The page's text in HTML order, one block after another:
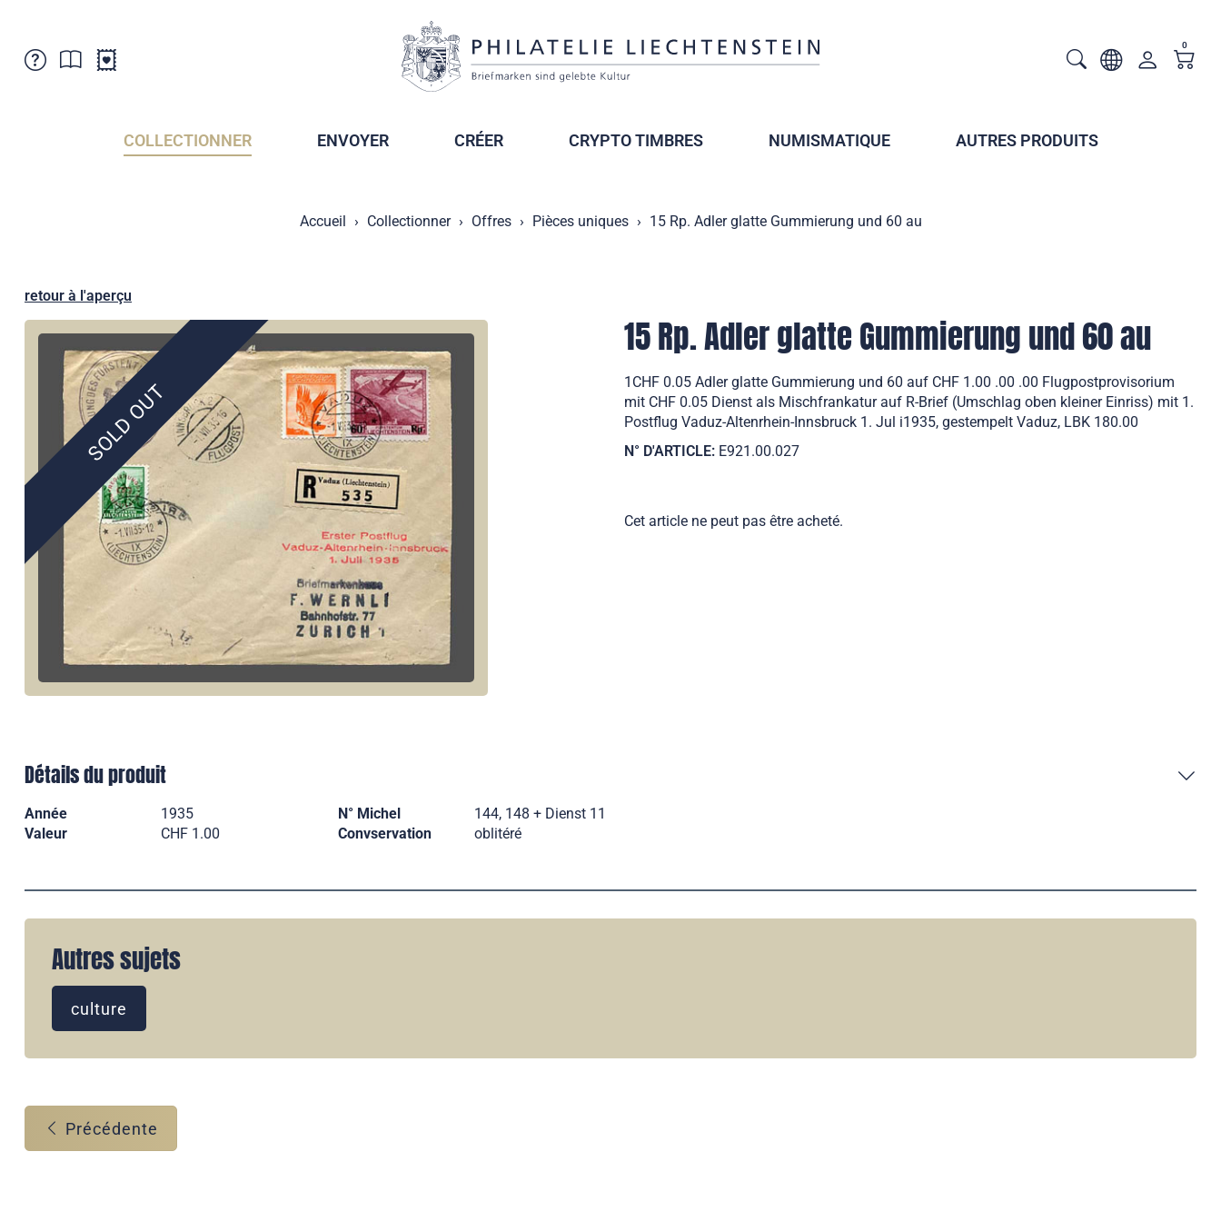
Points de vente
Abonnement
0
COLLECTIONNER ENVOYER CRÉER CRYPTO TIMBRES NUMISMATIQUE AUTRES PRODUITS
Accueil Collectionner Offres Pièces uniques 15 Rp. Adler glatte Gummierung und 60 au
retour à l'aperçu
SOLD OUT
15 Rp. Adler glatte Gummierung und 60 au
1CHF 0.05 Adler glatte Gummierung und 60 auf CHF 1.00 .00 .00 Flugpostprovisorium
mit CHF 0.05 Dienst als Mischfrankatur auf R-Brief (Umschlag oben kleiner Einriss) mit 1.
Postflug Vaduz-Altenrhein-Innsbruck 1. Jul i1935, gestempelt Vaduz, LBK 180.00
N° D'ARTICLE: E921.00.027
Cet article ne peut pas être acheté.
Détails du produit
Année 1935 N° Michel
144, 148 + Dienst 11
Valeur
CHF 1.00 Convservation oblitéré
Autres sujets
culture
Précédente